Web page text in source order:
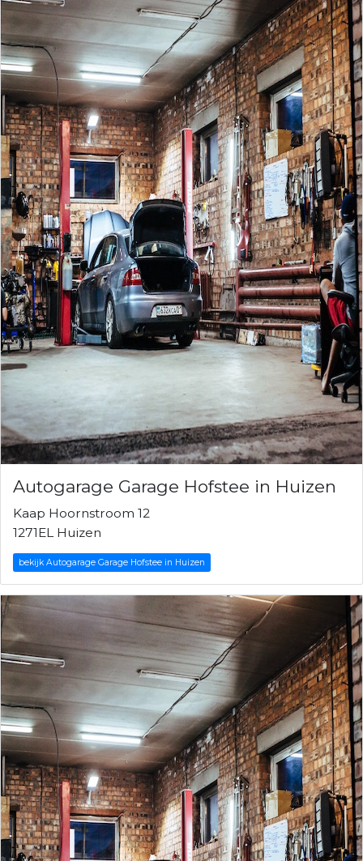
Autogarage Garage Hofstee in Huizen
Kaap Hoornstroom 12
1271EL Huizen
bekijk Autogarage Garage Hofstee in Huizen